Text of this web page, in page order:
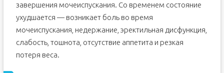
завершения мочеиспускания. Со временем состояние
ухудшается — возникает боль во время
мочеиспускания, недержание, эректильная дисфункция,
слабость, тошнота, отсутствие аппетита и резкая
потеря веса.